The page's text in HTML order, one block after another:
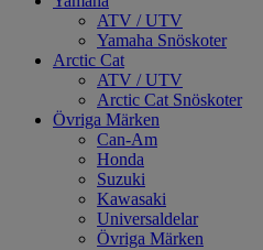
ATV / UTV
Yamaha Snöskoter
Arctic Cat
ATV / UTV
Arctic Cat Snöskoter
Övriga Märken
Can-Am
Honda
Suzuki
Kawasaki
Universaldelar
Övriga Märken